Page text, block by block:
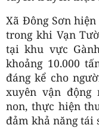
Xã Đông Sơn
trong khi Vạn
tại khu vực
khoảng 10.000
đáng kể cho
xuyên vận động
non, thực hiện
đảm khả năng tái